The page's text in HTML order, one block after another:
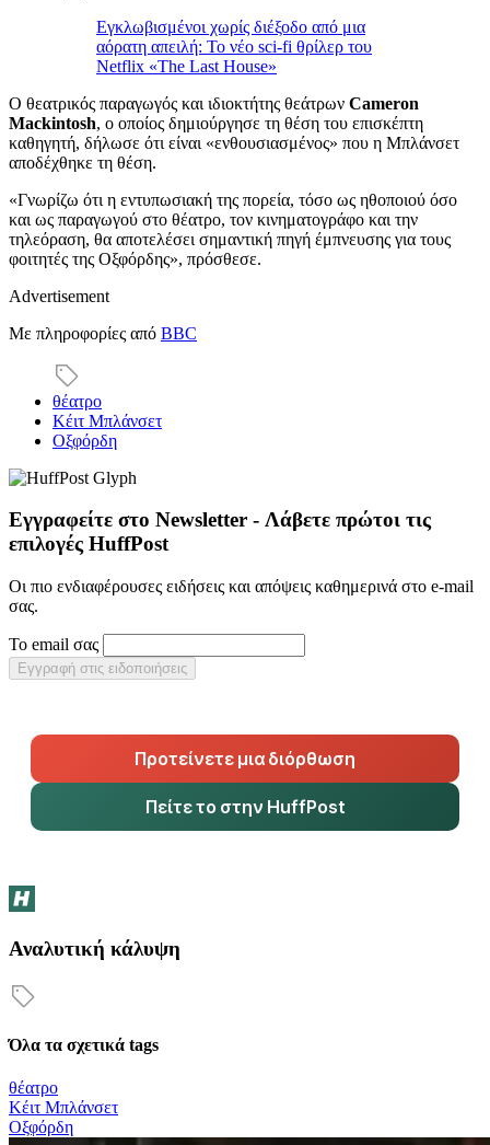
Εγκλωβισμένοι χωρίς διέξοδο από μια
αόρατη απειλή: Το νέο sci-fi θρίλερ του
Netflix «The Last House»
Ο θεατρικός παραγωγός και ιδιοκτήτης θεάτρων Cameron
Mackintosh, ο οποίος δημιούργησε τη θέση του επισκέπτη
καθηγητή, δήλωσε ότι είναι «ενθουσιασμένος» που η Μπλάνσετ
αποδέχθηκε τη θέση.
«Γνωρίζω ότι η εντυπωσιακή της πορεία, τόσο ως ηθοποιού όσο
και ως παραγωγού στο θέατρο, τον κινηματογράφο και την
τηλεόραση, θα αποτελέσει σημαντική πηγή έμπνευσης για τους
φοιτητές της Οξφόρδης», πρόσθεσε.
Advertisement
Με πληροφορίες από BBC
θέατρο
Κέιτ Μπλάνσετ
Οξφόρδη
Εγγραφείτε στο Newsletter - Λάβετε πρώτοι τις
επιλογές HuffPost
Οι πιο ενδιαφέρουσες ειδήσεις και απόψεις καθημερινά στο e-mail
σας.
Το email σας
Εγγραφή στις ειδοποιήσεις
Προτείνετε μια διόρθωση
Πείτε το στην HuffPost
Αναλυτική κάλυψη
Όλα τα σχετικά tags
θέατρο
Κέιτ Μπλάνσετ
Οξφόρδη